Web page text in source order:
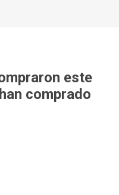
este
comprado